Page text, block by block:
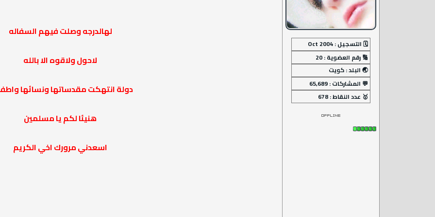
لهالدرجه وصلت فيهم السفاله
لاحول ولاقوه الا بالله
دولة انتهكت مقدساتها ونسائها
هنيئا لكم يا مسلمين
اسعدني مرورك اخي الكريم